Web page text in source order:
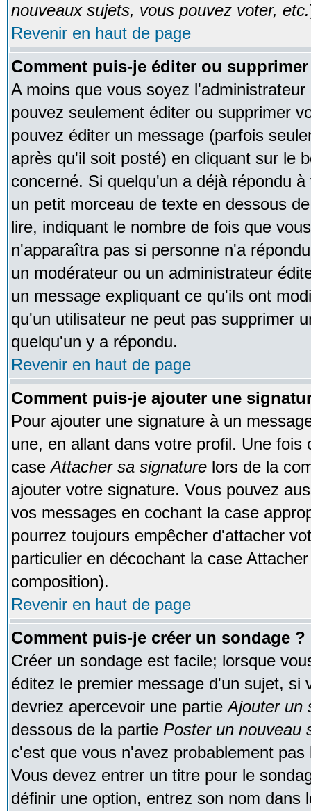
nouveaux sujets, vous pouvez voter, etc.
Revenir en haut de page
Comment puis-je éditer ou
A moins que vous soyez
pouvez seulement éditer ou supprimer
pouvez éditer un message (parfois
après qu'il soit posté) en cliquant sur le
concerné. Si quelqu'un a déjà répondu
un petit morceau de texte en dessous
lire, indiquant le nombre de fois que
n'apparaîtra pas si personne n'a
un modérateur ou un administrateur
un message expliquant ce qu'ils ont
qu'un utilisateur ne peut pas supprimer
quelqu'un y a répondu.
Revenir en haut de page
Comment puis-je ajouter une
Pour ajouter une signature à un
une, en allant dans votre profil. Une fois
caseAttacher sa signature lors de la
ajouter votre signature. Vous pouvez
vos messages en cochant la case
pourrez toujours empêcher d'attacher
particulier en décochant la case
composition).
Revenir en haut de page
Comment puis-je créer un sondage ?
Créer un sondage est facile; lorsque
éditez le premier message d'un sujet, si
devriez apercevoir une partieAjouter un
dessous de la partie Poster un nouveau
c'est que vous n'avez probablement
Vous devez entrer un titre pour le
définir une option, entrez son nom dans